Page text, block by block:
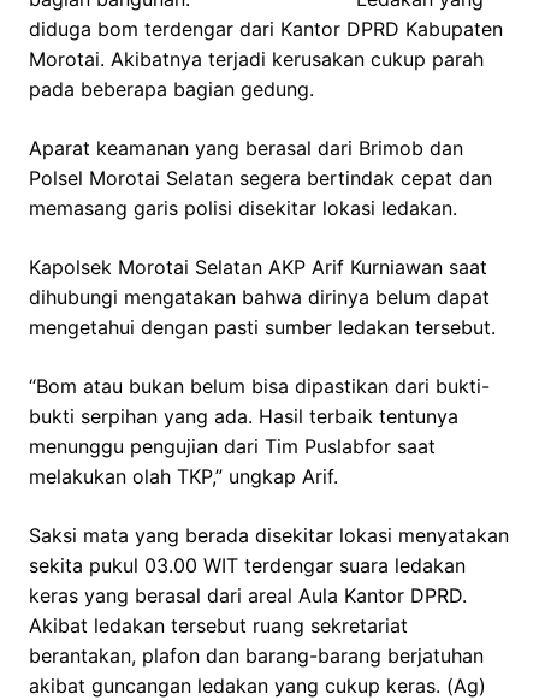
diduga bom terdengar dari Kantor DPRD Kabupaten
Morotai. Akibatnya terjadi kerusakan cukup parah
pada beberapa bagian gedung.
Aparat keamanan yang berasal dari Brimob dan
Polsel Morotai Selatan segera bertindak cepat dan
memasang garis polisi disekitar lokasi ledakan.
Kapolsek Morotai Selatan AKP Arif Kurniawan saat
dihubungi mengatakan bahwa dirinya belum dapat
mengetahui dengan pasti sumber ledakan tersebut.
“Bom atau bukan belum bisa dipastikan dari bukti-
bukti serpihan yang ada. Hasil terbaik tentunya
menunggu pengujian dari Tim Puslabfor saat
melakukan olah TKP,” ungkap Arif.
Saksi mata yang berada disekitar lokasi menyatakan
sekita pukul 03.00 WIT terdengar suara ledakan
keras yang berasal dari areal Aula Kantor DPRD.
Akibat ledakan tersebut ruang sekretariat
berantakan, plafon dan barang-barang berjatuhan
akibat guncangan ledakan yang cukup keras. (Ag)